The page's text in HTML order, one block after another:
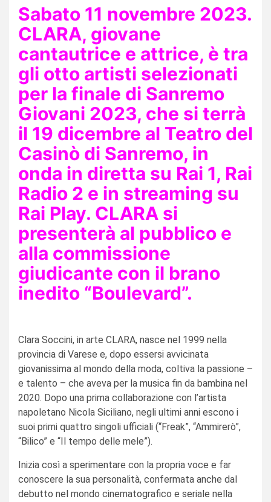
Sabato 11 novembre 2023.
CLARA, giovane
cantautrice e attrice, è tra
gli otto artisti selezionati
per la finale di Sanremo
Giovani 2023, che si terrà
il 19 dicembre al Teatro del
Casinò di Sanremo, in
onda in diretta su Rai 1, Rai
Radio 2 e in streaming su
Rai Play. CLARA si
presenterà al pubblico e
alla commissione
giudicante con il brano
inedito “Boulevard”.
Clara Soccini, in arte CLARA, nasce nel 1999 nella
provincia di Varese e, dopo essersi avvicinata
giovanissima al mondo della moda, coltiva la passione –
e talento – che aveva per la musica fin da bambina nel
2020. Dopo una prima collaborazione con l’artista
napoletano Nicola Siciliano, negli ultimi anni escono i
suoi primi quattro singoli ufficiali (“Freak”, “Ammirerò”,
“Bilico” e “Il tempo delle mele”).
Inizia così a sperimentare con la propria voce e far
conoscere la sua personalità, confermata anche dal
debutto nel mondo cinematografico e seriale nella